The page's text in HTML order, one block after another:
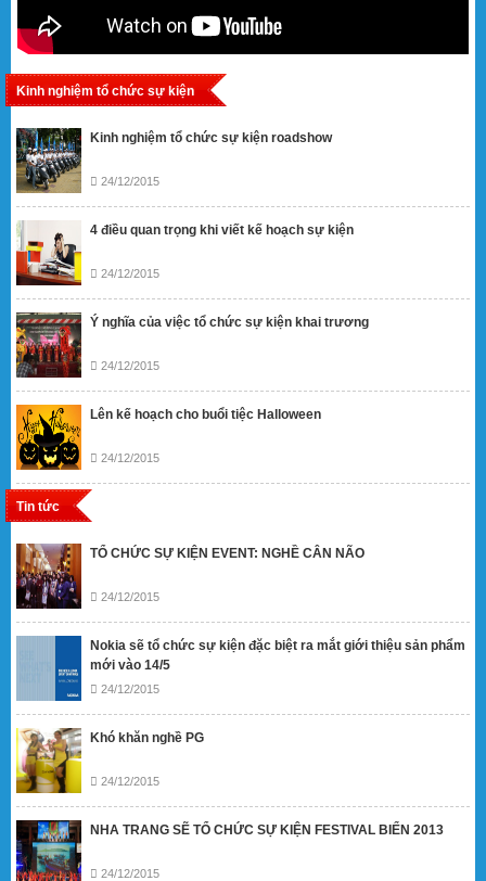
Kinh nghiệm tổ chức sự kiện
Kinh nghiệm tổ chức sự kiện roadshow
24/12/2015
4 điều quan trọng khi viết kế hoạch sự kiện
24/12/2015
Ý nghĩa của việc tổ chức sự kiện khai trương
24/12/2015
Lên kế hoạch cho buổi tiệc Halloween
24/12/2015
Tin tức
TỔ CHỨC SỰ KIỆN EVENT: NGHỀ CÂN NÃO
24/12/2015
Nokia sẽ tổ chức sự kiện đặc biệt ra mắt giới thiệu sản phẩm
mới vào 14/5
24/12/2015
Khó khăn nghề PG
24/12/2015
NHA TRANG SẼ TỔ CHỨC SỰ KIỆN FESTIVAL BIỂN 2013
24/12/2015